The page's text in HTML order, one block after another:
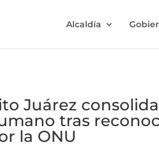
Alcaldía
Juárez
tras
la ONU